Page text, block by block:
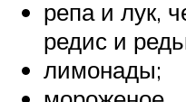
репа и лук,
редис и
лимонады;